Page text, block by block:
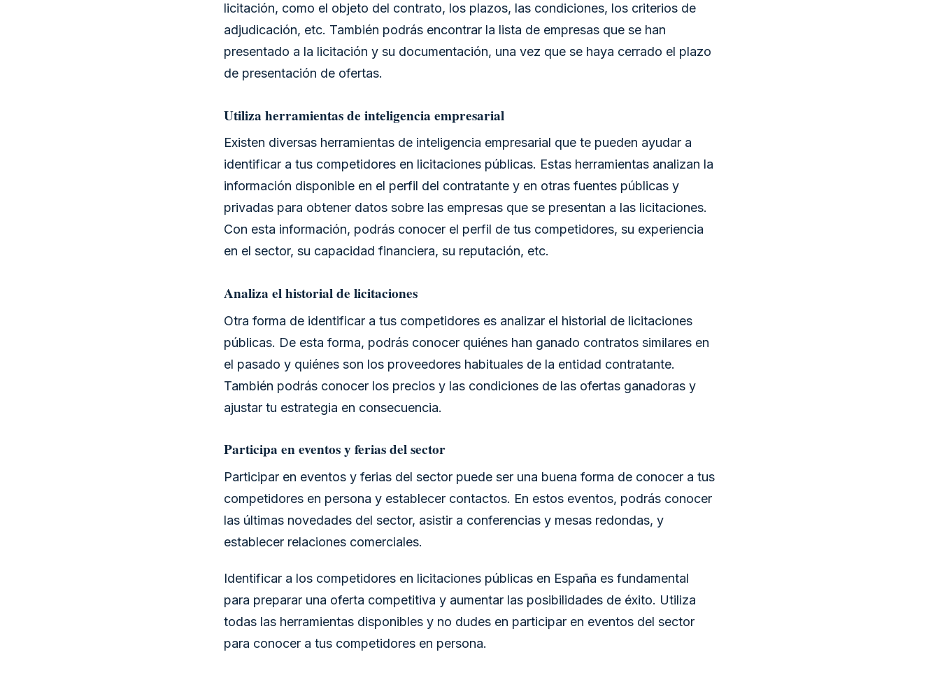
licitación, como el objeto del contrato, los plazos, las condiciones, los criterios de
adjudicación, etc. También podrás encontrar la lista de empresas que se han
presentado a la licitación y su documentación, una vez que se haya cerrado el plazo
de presentación de ofertas.
Utiliza herramientas de inteligencia empresarial
Existen diversas herramientas de inteligencia empresarial que te pueden ayudar a
identificar a tus competidores en licitaciones públicas. Estas herramientas analizan la
información disponible en el perfil del contratante y en otras fuentes públicas y
privadas para obtener datos sobre las empresas que se presentan a las licitaciones.
Con esta información, podrás conocer el perfil de tus competidores, su experiencia
en el sector, su capacidad financiera, su reputación, etc.
Analiza el historial de licitaciones
Otra forma de identificar a tus competidores es analizar el historial de licitaciones
públicas. De esta forma, podrás conocer quiénes han ganado contratos similares en
el pasado y quiénes son los proveedores habituales de la entidad contratante.
También podrás conocer los precios y las condiciones de las ofertas ganadoras y
ajustar tu estrategia en consecuencia.
Participa en eventos y ferias del sector
Participar en eventos y ferias del sector puede ser una buena forma de conocer a tus
competidores en persona y establecer contactos. En estos eventos, podrás conocer
las últimas novedades del sector, asistir a conferencias y mesas redondas, y
establecer relaciones comerciales.
Identificar a los competidores en licitaciones públicas en España es fundamental
para preparar una oferta competitiva y aumentar las posibilidades de éxito. Utiliza
todas las herramientas disponibles y no dudes en participar en eventos del sector
para conocer a tus competidores en persona.